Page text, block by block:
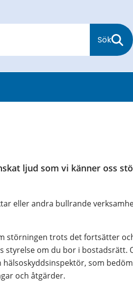
Sök
ljud som vi känner oss
eller andra bullrande
störningen trots det fortsätter
styrelse om du bor i bostadsrätt.
som
och åtgärder.